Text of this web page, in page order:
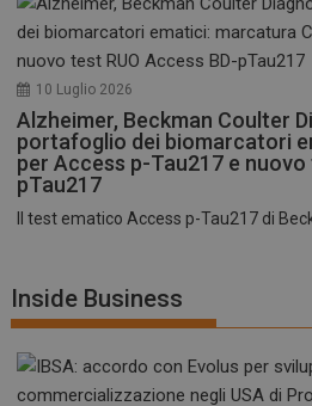
10 Luglio 2026
Alzheimer, Beckman Coulter
portafoglio dei biomarcatori
per Access p-Tau217 e nuovo
pTau217
Il test ematico Access p-Tau217 di
Inside Business